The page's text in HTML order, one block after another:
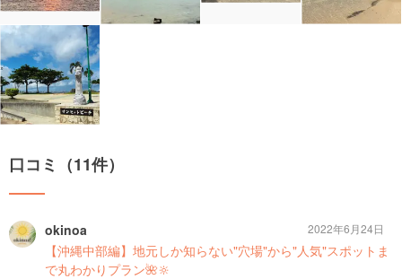
口コミ（11件）
okinoa
【沖縄中部編】地元しか知らない"穴場"から"人気"スポットま
で丸わかりプラン🌺🔆
2022年6月24日